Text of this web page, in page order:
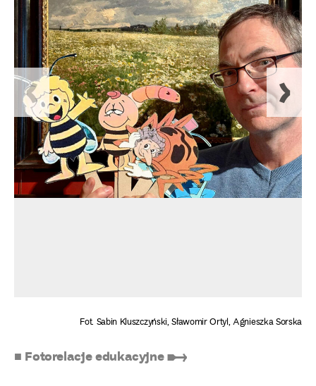
Fot. Sabin Kluszczyński, Sławomir Ortyl, Agnieszka Sorska
■ Fotorelacje edukacyjne ➸